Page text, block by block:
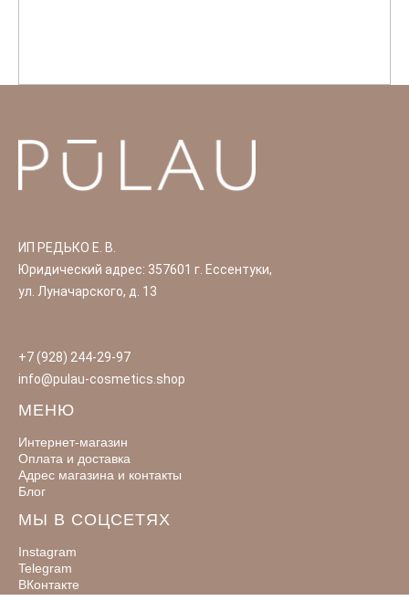
ИП РЕДЬКО Е. В.
Юридический адрес: 357601 г. Ессентуки,
ул. Луначарского, д. 13
+7 (928) 244-29-97
info@pulau-cosmetics.shop
МЕНЮ
Интернет-магазин
Оплата и доставка
Адрес магазина и контакты
Блог
МЫ В СОЦСЕТЯХ
Instagram
Telegram
ВКонтакте